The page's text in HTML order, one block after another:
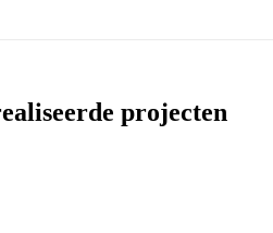
projecten